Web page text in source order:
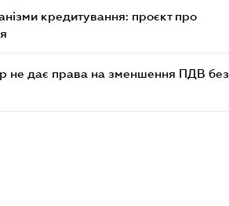
кредитування: проєкт про
не дає права на зменшення ПДВ без